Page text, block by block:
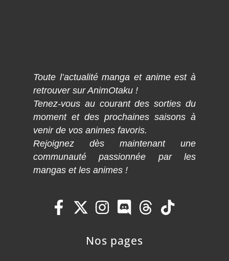
Toute l’actualité manga et anime est à
retrouver sur AnimOtaku !
Tenez-vous au courant des sorties du
moment et des prochaines saisons à
venir de vos animes favoris.
Rejoignez dès maintenant une
communauté passionnée par les
mangas et les animes !
Nos pages